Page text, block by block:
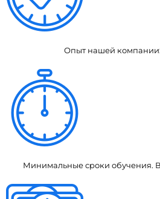
Опыт нашей компании:
Минимальные сроки обучения.